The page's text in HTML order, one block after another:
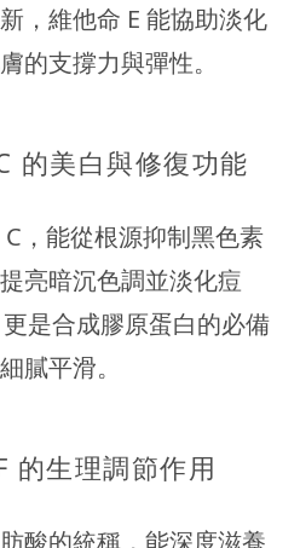
，維他命 E 能協助淡化
的支撐力與彈性。
的美白與修復功能
，能從根源抑制黑色素
亮暗沉色調並淡化痘
是合成膠原蛋白的必備
膩平滑。
的生理調節作用
酸的統稱，能深度滋養